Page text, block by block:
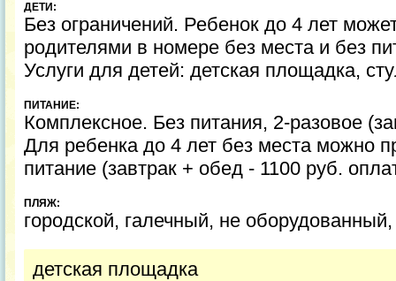
ДЕТИ:
Без ограничений. Ребенок до 4 лет
родителями в номере без места и без
Услуги для детей: детская площадка,
ПИТАНИЕ:
Комплексное. Без питания, 2-разовое
Для ребенка до 4 лет без места можно
питание (завтрак + обед - 1100 руб.
ПЛЯЖ:
городской, галечный, не
детская площадка